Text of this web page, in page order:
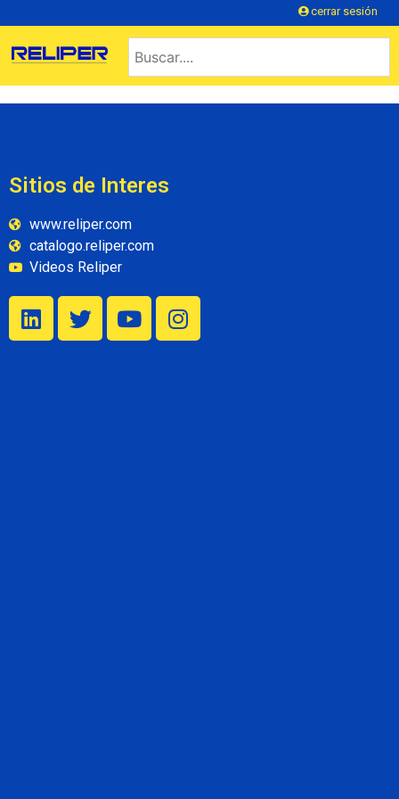
cerrar sesión
Sitios de Interes
www.reliper.com
catalogo.reliper.com
Videos Reliper